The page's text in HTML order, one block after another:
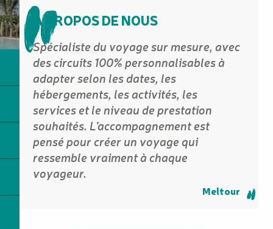
A PROPOS DE NOUS
Spécialiste du voyage sur mesure, avec
des circuits 100% personnalisables à
adapter selon les dates, les
hébergements, les activités, les
services et le niveau de prestation
souhaités. L’accompagnement est
pensé pour créer un voyage qui
ressemble vraiment à chaque
voyageur.
Meltour